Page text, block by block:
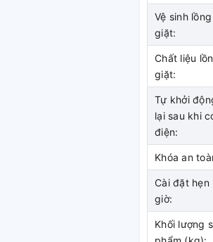
Vệ sinh lồng
giặt:
Chất liệu
giặt:
Tự khởi
lại sau khi
điện:
Khóa an
Cài đặt hẹn
giờ:
Khối lượng